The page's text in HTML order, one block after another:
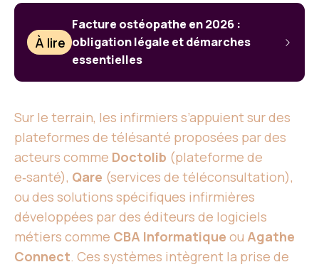
À lire
Facture ostéopathe en 2026 :
obligation légale et démarches
essentielles
Sur le terrain, les infirmiers s’appuient sur des
plateformes de télésanté proposées par des
acteurs comme Doctolib (plateforme de
e‑santé), Qare (services de téléconsultation),
ou des solutions spécifiques infirmières
développées par des éditeurs de logiciels
métiers comme CBA Informatique ou Agathe
Connect. Ces systèmes intègrent la prise de